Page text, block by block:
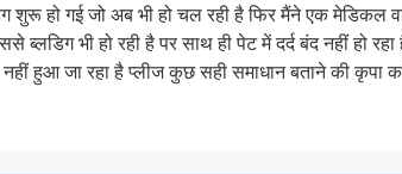
शुरू हो गई जो अब भी हो चल रही है फिर मैंने एक
ब्लडिग भी हो रही है पर साथ ही पेट में दर्द बंद नहीं
हुआ जा रहा है प्लीज कुछ सही समाधान बताने की कृपा